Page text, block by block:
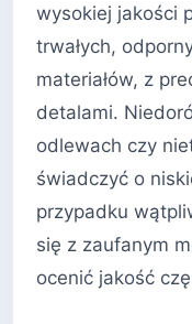
wysokiej jakości
trwałych,
materiałów, z
detalami.
odlewach czy
świadczyć o
przypadku
się z zaufanym
ocenić jakość